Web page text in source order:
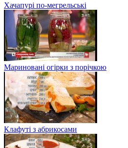
Хачапурі по-мегрельські
Мариновані огірки з порічкою
Клафуті з абрикосами